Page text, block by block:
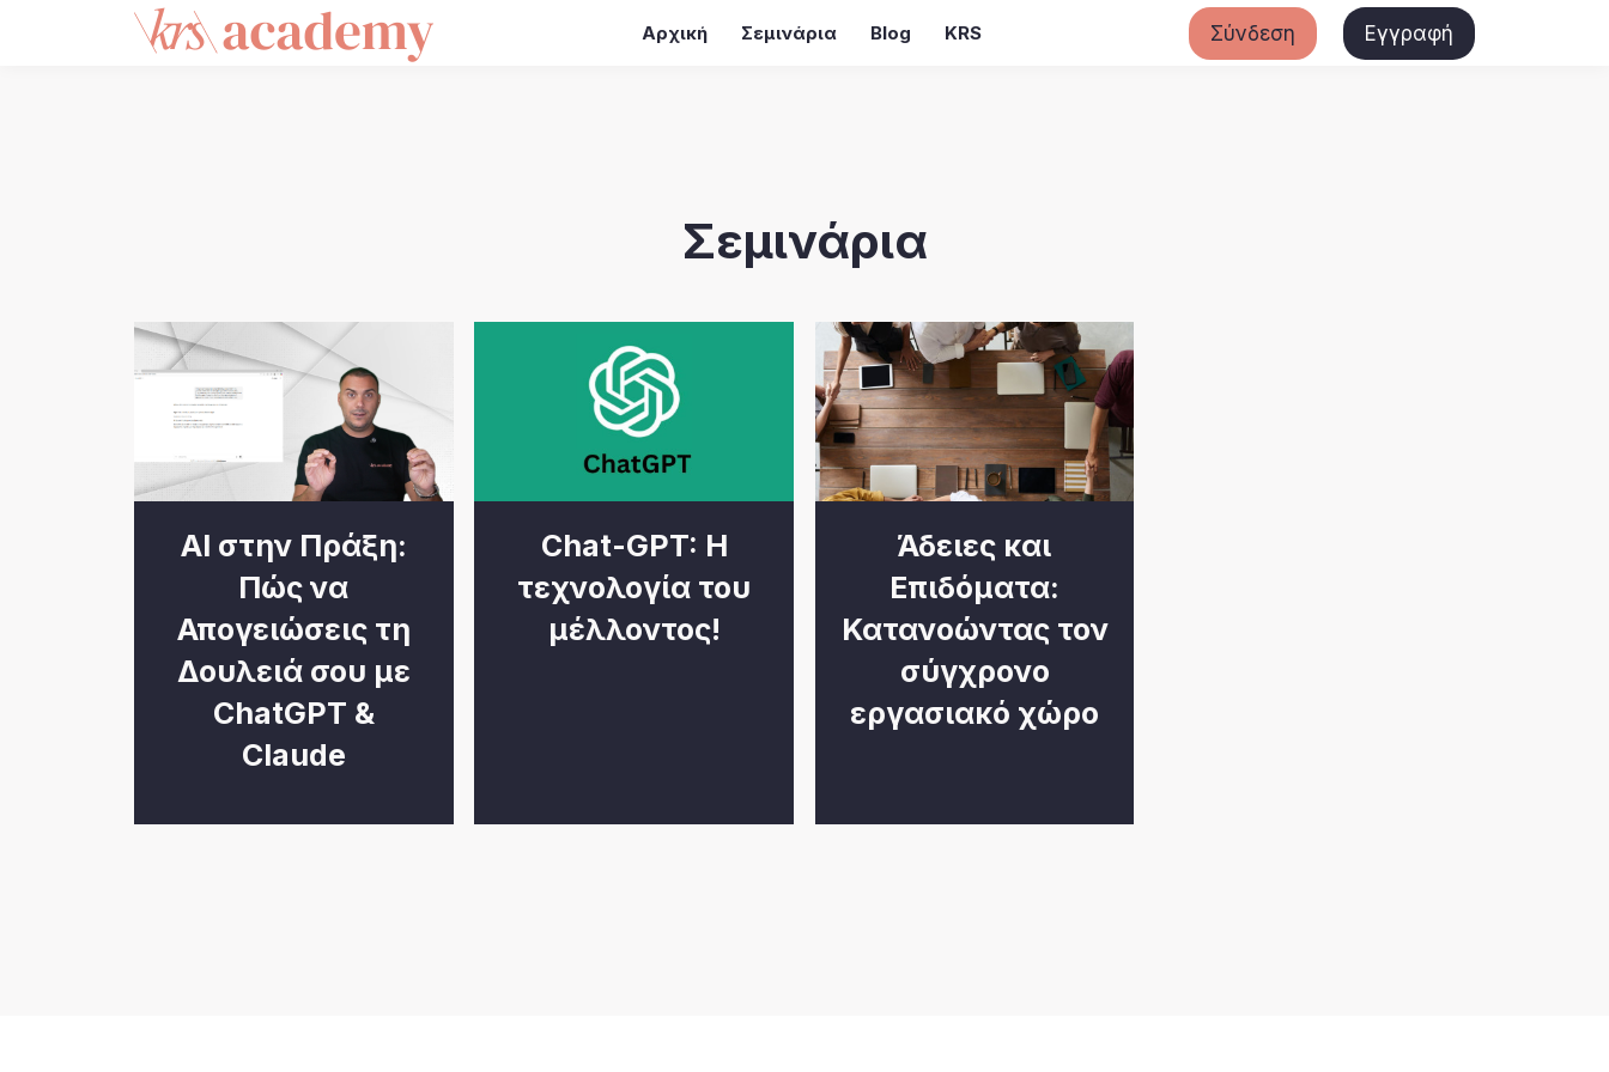
Αρχική Σεμινάρια Blog KRS Σύνδεση Εγγραφή
Σεμινάρια
AI στην Πράξη:
Πώς να
Απογειώσεις τη
Δουλειά σου με
ChatGPT &
Claude
Chat-GPT: Η
τεχνολογία του
μέλλοντος!
Άδειες και
Επιδόματα:
Κατανοώντας τον
σύγχρονο
εργασιακό χώρο